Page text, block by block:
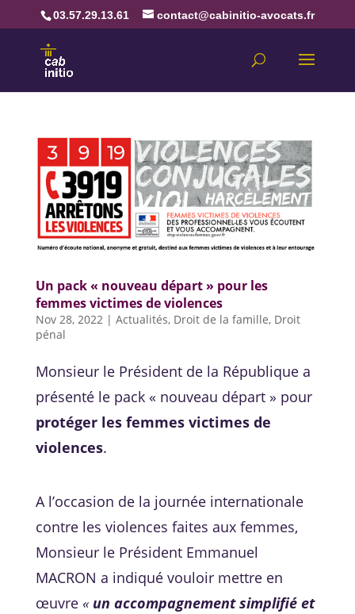
03.57.29.13.61 contact@cabinitio-avocats.fr
Un pack « nouveau départ » pour les
femmes victimes de violences
Nov 28, 2022| Actualités, Droit de la famille, Droit
pénal
Monsieur le Président de la République a
présenté le pack « nouveau départ » pour
protéger les femmes victimes de
violences.
A l’occasion de la journée internationale
contre les violences faites aux femmes,
Monsieur le Président Emmanuel
MACRON a indiqué vouloir mettre en
œuvre« un accompagnement simplifié et